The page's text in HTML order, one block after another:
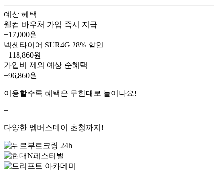
예상 혜택
웰컴 바우처 가입 즉시 지급
+17,000원
넥센타이어 SUR4G 28% 할인
+118,860원
가입비 제외 예상 순혜택
+96,860원
이용할수록 혜택은 무한대로 늘어나요!
+
다양한 멤버스데이 초청까지!